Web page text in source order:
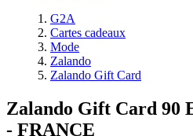
G2A
Cartes cadeaux
Mode
Zalando
Zalando Gift Card
Zalando Gift Card 90
- FRANCE